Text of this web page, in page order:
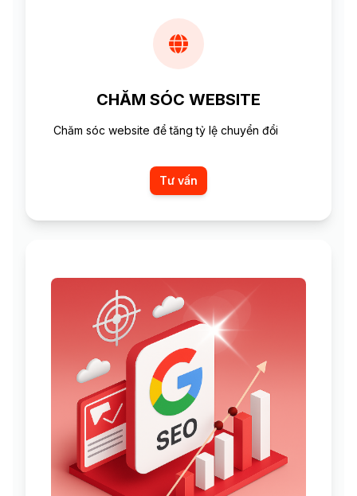
CHĂM SÓC WEBSITE
Chăm sóc website để tăng tỷ lệ chuyển đổi
Tư vấn